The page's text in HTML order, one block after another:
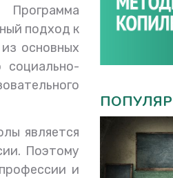
подход к
основных
социально-
является
Поэтому
и